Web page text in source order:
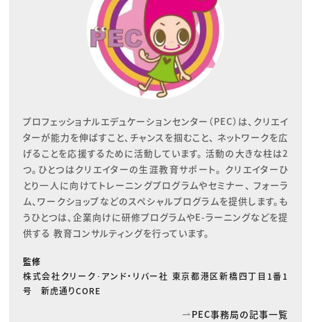
プロフェッショナルエデュケーションセンター（PEC）は、クリエイ
ターが能力を伸ばすこと、チャンスを掴むこと、 ネットワークを広
げることを応援するために活動しています。 活動の大きな柱は2
つ。ひとつはクリエイターの生涯教育サポート。 クリエイターひ
とり一人に向けてトレーニングプログラムやセミナー、 フォーラ
ム、ワークショップなどのスペシャルプログラムを提供します。も
うひとつは、企業向けに研修プログラムやE-ラーニングなどを提
供する 教育コンサルティングを行っています。
監修
株式会社クリーク･アンド・リバー社 東京都港区新橋四丁目1番1
号 新虎通りCORE
PEC事務局の記事一覧